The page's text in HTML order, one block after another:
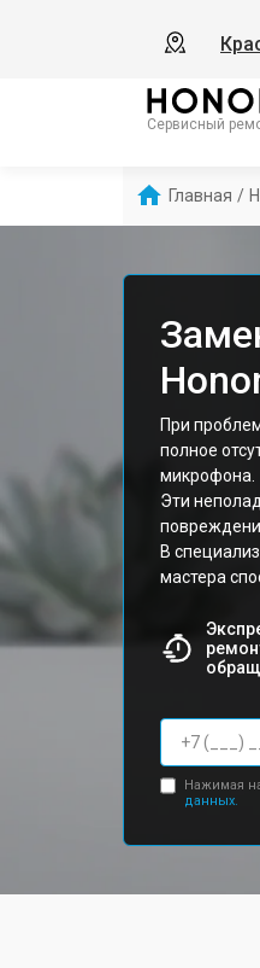
Сервисный
Главная /
При
полное
микрофона.
Эти
В
мастера
Нажимая
данных.